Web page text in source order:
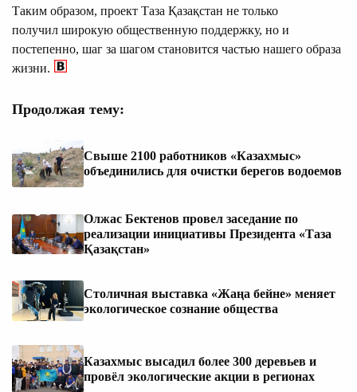
Таким образом, проект Таза Қазақстан не только
получил широкую общественную поддержку, но и
постепенно, шаг за шагом становится частью нашего образа
жизни.
Продолжая тему:
Свыше 2100 работников «Казахмыс»
объединились для очистки берегов водоемов
Олжас Бектенов провел заседание по
реализации инициативы Президента «Таза
Қазақстан»
Столичная выставка «Жаңа бейне» меняет
экологическое сознание общества
Казахмыс высадил более 300 деревьев и
провёл экологические акции в регионах